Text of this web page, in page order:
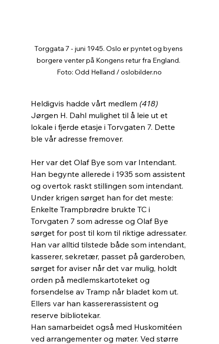
Torggata 7 - juni 1945. Oslo er pyntet og byens
borgere venter på Kongens retur fra England.
Foto: Odd Helland / oslobilder.no
Heldigvis hadde vårt medlem (418)
Jørgen H. Dahl mulighet til å leie ut et
lokale i fjerde etasje i Torvgaten 7. Dette
ble vår adresse fremover.
Her var det Olaf Bye som var Intendant.
Han begynte allerede i 1935 som assistent
og overtok raskt stillingen som intendant.
Under krigen sørget han for det meste:
Enkelte Trampbrødre brukte TC i
Torvgaten 7 som adresse og Olaf Bye
sørget for post til kom til riktige adressater.
Han var alltid tilstede både som intendant,
kasserer, sekretær, passet på garderoben,
sørget for aviser når det var mulig, holdt
orden på medlemskartoteket og
forsendelse av Tramp når bladet kom ut.
Ellers var han kassererassistent og
reserve bibliotekar.
Han samarbeidet også med Huskomitéen
ved arrangementer og møter. Ved større